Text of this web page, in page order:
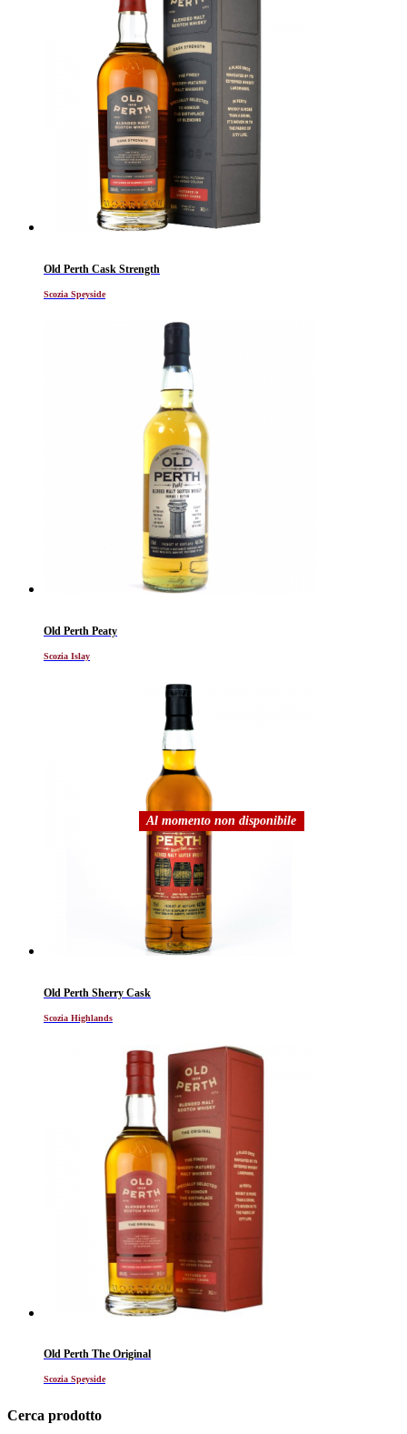
Old Perth Cask Strength
Scozia Speyside
Old Perth Peaty
Scozia Islay
Al momento non disponibile
Old Perth Sherry Cask
Scozia Highlands
Old Perth The Original
Scozia Speyside
Cerca prodotto